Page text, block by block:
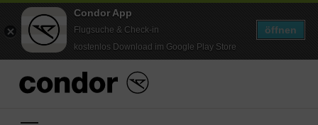
Condor App
Flugsuche & Check-in
kostenlos Download im Google Play Store
öffnen